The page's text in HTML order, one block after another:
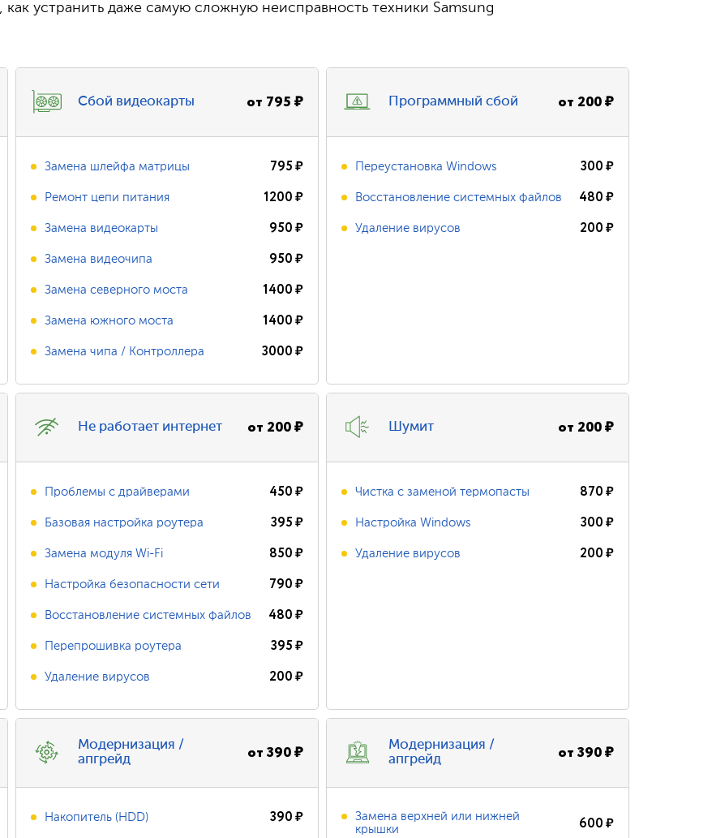
устранить даже самую сложную неисправность техники Samsung
Сбой видеокарты от 795₽
Замена шлейфа матрицы 795₽
Ремонт цепи питания 1200₽
Замена видеокарты 950₽
Замена видеочипа 950₽
Замена северного моста 1400₽
Замена южного моста 1400₽
Замена чипа / Контроллера 3000₽
Программный сбой от 200₽
Переустановка Windows 300₽
Восстановление системных файлов 480₽
Удаление вирусов 200₽
Не работает интернет от 200₽
Проблемы с драйверами 450₽
Базовая настройка роутера 395₽
Замена модуля Wi-Fi 850₽
Настройка безопасности сети 790₽
Восстановление системных файлов 480₽
Перепрошивка роутера 395₽
Удаление вирусов 200₽
Шумит от 200₽
Чистка с заменой термопасты 870₽
Настройка Windows 300₽
Удаление вирусов 200₽
Модернизация /
апгрейд
от390₽
Накопитель (HDD) 390₽
Модернизация /
апгрейд
от390₽
Замена верхней или нижней
крышки
600₽